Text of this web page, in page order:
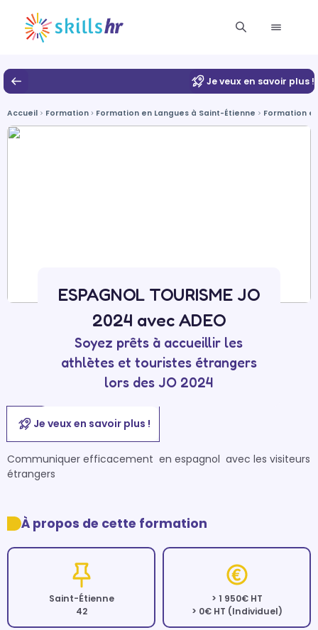
Je veux en savoir plus !
Accueil Formation Formation en Langues à Saint-Étienne Formation
ESPAGNOL TOURISME JO
2024 avec ADEO
Soyez prêts à accueillir les
athlètes et touristes étrangers
lors des JO 2024
Je veux en savoir plus !
Communiquer efficacement  en espagnol  avec les visiteurs
étrangers
À propos de cette formation
Saint-Étienne
42
> 1 950€ HT
> 0€ HT (Individuel)